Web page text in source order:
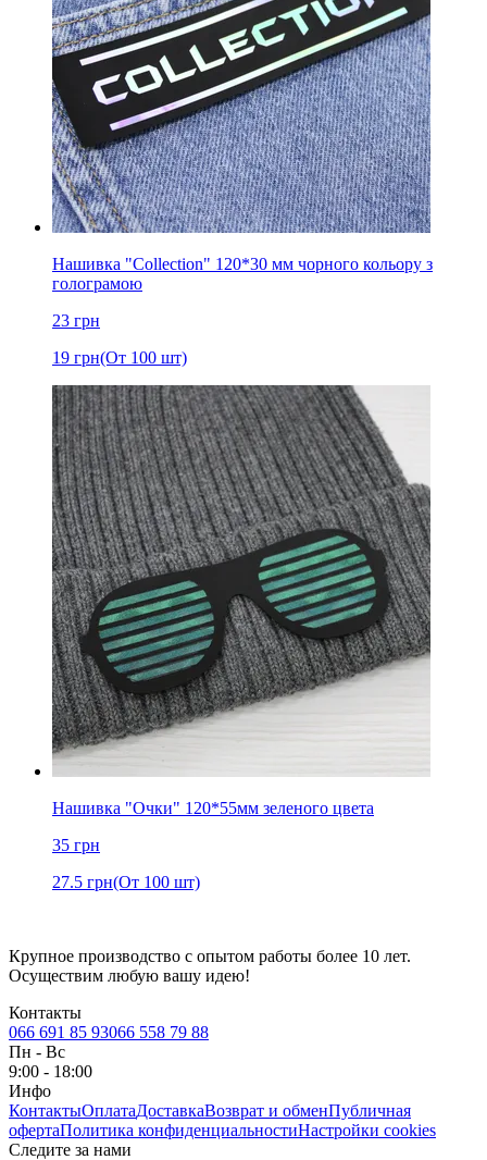
Нашивка "Collection" 120*30 мм чорного кольору з
голограмою
23 грн
19 грн(От 100 шт)
Нашивка "Очки" 120*55мм зеленого цвета
35 грн
27.5 грн(От 100 шт)
Крупное производство с опытом работы более 10 лет.
Осуществим любую вашу идею!
Контакты
066 691 85 93066 558 79 88
Пн - Вс
9:00 - 18:00
Инфо
КонтактыОплатаДоставкаВозврат и обменПубличная
офертаПолитика конфиденциальностиНастройки cookies
Следите за нами